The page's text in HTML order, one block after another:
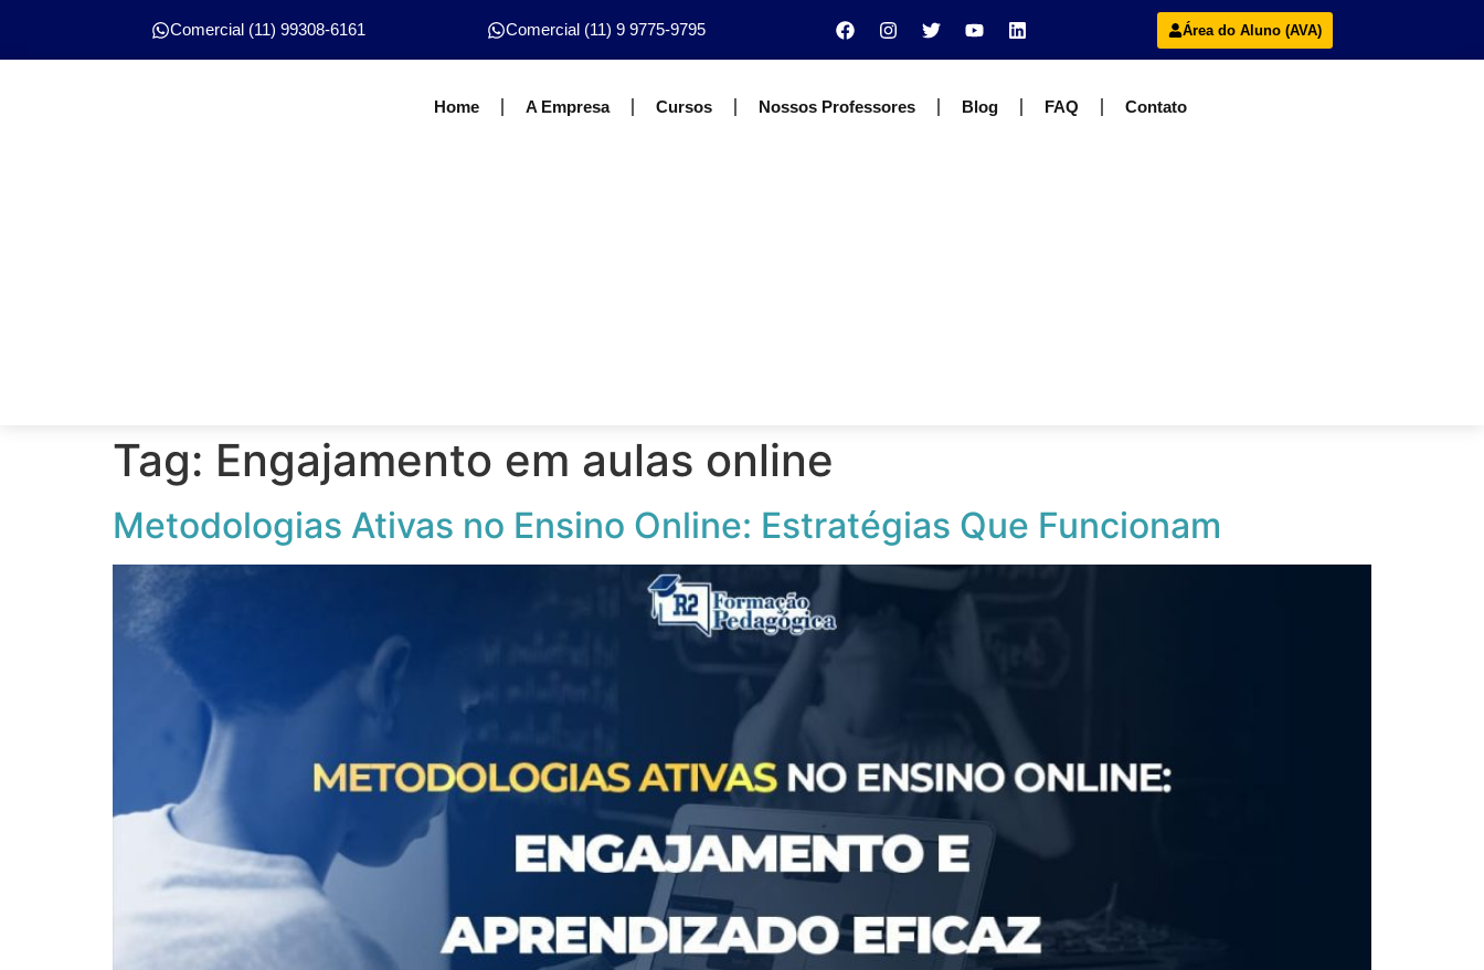
Comercial (11) 99308-6161 Comercial (11) 9 9775-9795 Área do Aluno (AVA)
Home A Empresa Cursos Nossos Professores Blog FAQ Contato
Tag: Engajamento em aulas online
Metodologias Ativas no Ensino Online: Estratégias Que Funcionam